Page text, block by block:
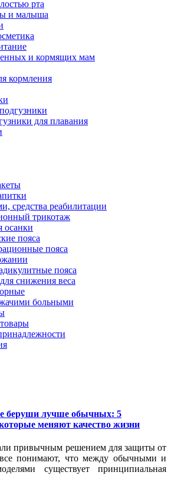
рта
и малыша
и кормящих мам
кормления
для плавания
средства реабилитации
трикотаж
осанки
пояса
пояса
пояса
снижения веса
больными
беруши лучше обычных: 5
меняют качество жизни
привычным решением для защиты от
понимают, что между обычными и
существует принципиальная